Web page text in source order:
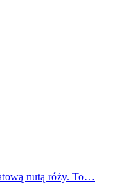
nutą róży. To…